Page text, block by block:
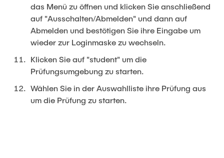
das Menü zu öffnen und klicken Sie anschließend
auf "Ausschalten/Abmelden" und dann auf
Abmelden und bestötigen Sie ihre Eingabe um
wieder zur Loginmaske zu wechseln.
Klicken Sie auf "student" um die
Prüfungsumgebung zu starten.
Wählen Sie in der Auswahlliste ihre Prüfung aus
um die Prüfung zu starten.